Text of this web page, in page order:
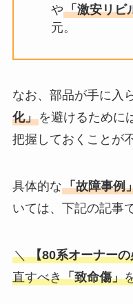
や「激安リビ
元。
なお、部品が手に入
化」を避けるために
把握しておくことが
具体的な「故障事例
いては、下記の記事
＼【80系オーナー
直すべき「致命傷」